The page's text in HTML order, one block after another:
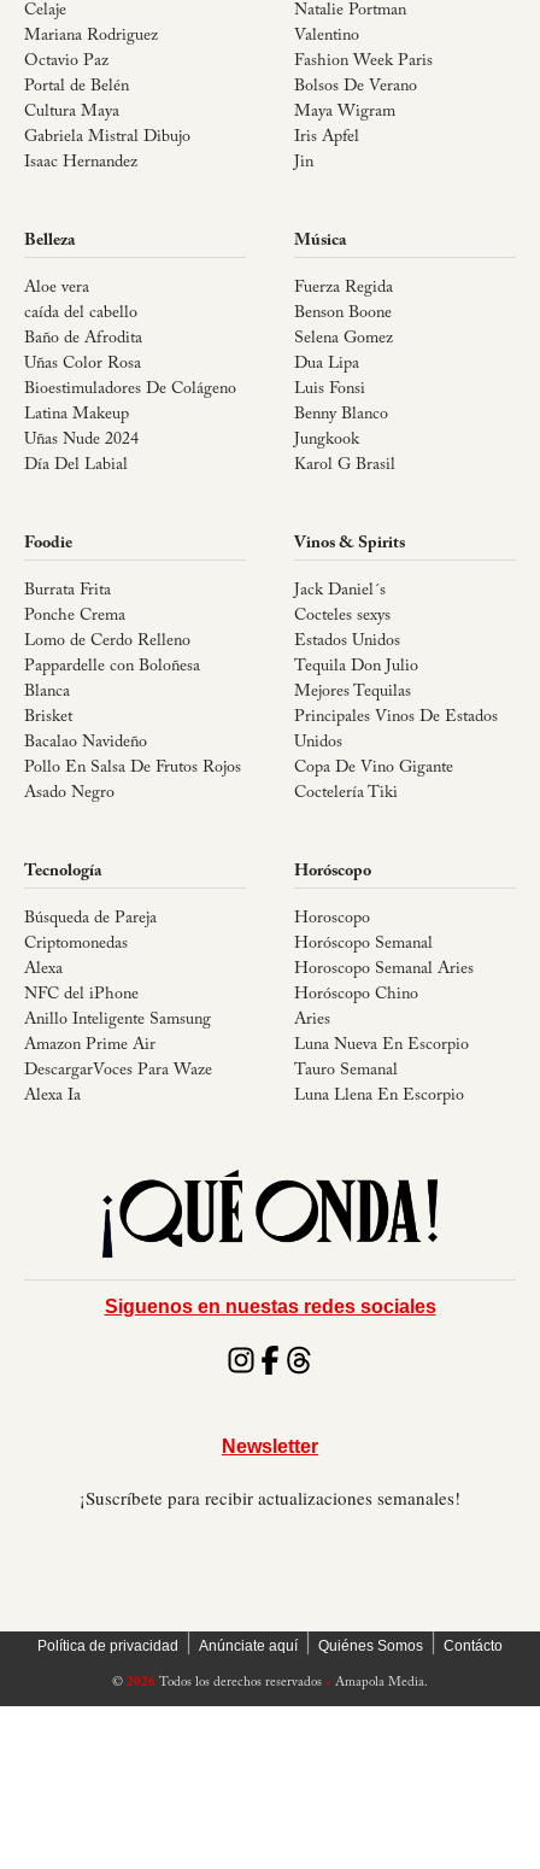
Celaje
Mariana Rodriguez
Octavio Paz
Portal de Belén
Cultura Maya
Gabriela Mistral Dibujo
Isaac Hernandez
Natalie Portman
Valentino
Fashion Week Paris
Bolsos De Verano
Maya Wigram
Iris Apfel
Jin
Belleza
Aloe vera
caída del cabello
Baño de Afrodita
Uñas Color Rosa
Bioestimuladores De Colágeno
Latina Makeup
Uñas Nude 2024
Día Del Labial
Música
Fuerza Regida
Benson Boone
Selena Gomez
Dua Lipa
Luis Fonsi
Benny Blanco
Jungkook
Karol G Brasil
Foodie
Burrata Frita
Ponche Crema
Lomo de Cerdo Relleno
Pappardelle con Boloñesa
Blanca
Brisket
Bacalao Navideño
Pollo En Salsa De Frutos Rojos
Asado Negro
Vinos & Spirits
Jack Daniel´s
Cocteles sexys
Estados Unidos
Tequila Don Julio
Mejores Tequilas
Principales Vinos De Estados
Unidos
Copa De Vino Gigante
Coctelería Tiki
Tecnología
Búsqueda de Pareja
Criptomonedas
Alexa
NFC del iPhone
Anillo Inteligente Samsung
Amazon Prime Air
DescargarVoces Para Waze
Alexa Ia
Horóscopo
Horoscopo
Horóscopo Semanal
Horoscopo Semanal Aries
Horóscopo Chino
Aries
Luna Nueva En Escorpio
Tauro Semanal
Luna Llena En Escorpio
Siguenos en nuestas redes sociales
Newsletter
¡Suscríbete para recibir actualizaciones semanales!
Política de privacidad Anúnciate aquí Quiénes Somos Contácto
© 2026 Todos los derechos reservados » Amapola Media.